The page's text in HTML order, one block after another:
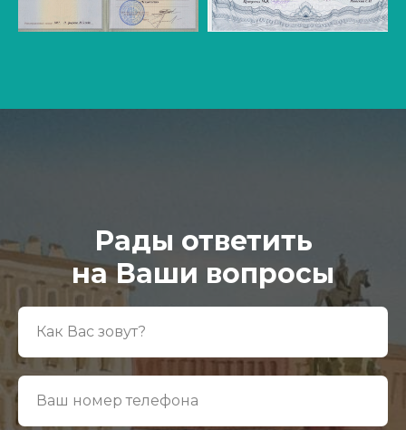
Рады ответить
на Ваши вопросы